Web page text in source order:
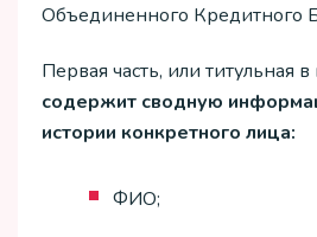
Объединенного Кредитного
Первая часть, или титульная
содержит сводную
истории конкретного лица:
ФИО;